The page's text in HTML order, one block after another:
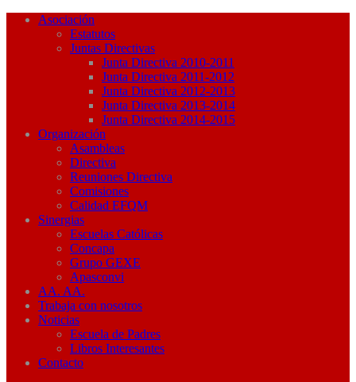
Asociación
Estatutos
Juntas Directivas
Junta Directiva 2010-2011
Junta Directiva 2011-2012
Junta Directiva 2012-2013
Junta Directiva 2013-2014
Junta Directiva 2014-2015
Organización
Asambleas
Directiva
Reuniones Directiva
Comisiones
Calidad EFQM
Sinergias
Escuelas Católicas
Concapa
Grupo GEXE
Apasconvi
AA. AA.
Trabaja con nosotros
Noticias
Escuela de Padres
Libros Interesantes
Contacto